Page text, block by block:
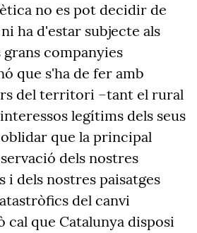
no es pot decidir de
ha d'estar subjecte als
companyies
que s'ha de fer amb
del territori –tant el rural
legítims dels seus
que la principal
dels nostres
i dels nostres paisatges
del canvi
cal que Catalunya disposi